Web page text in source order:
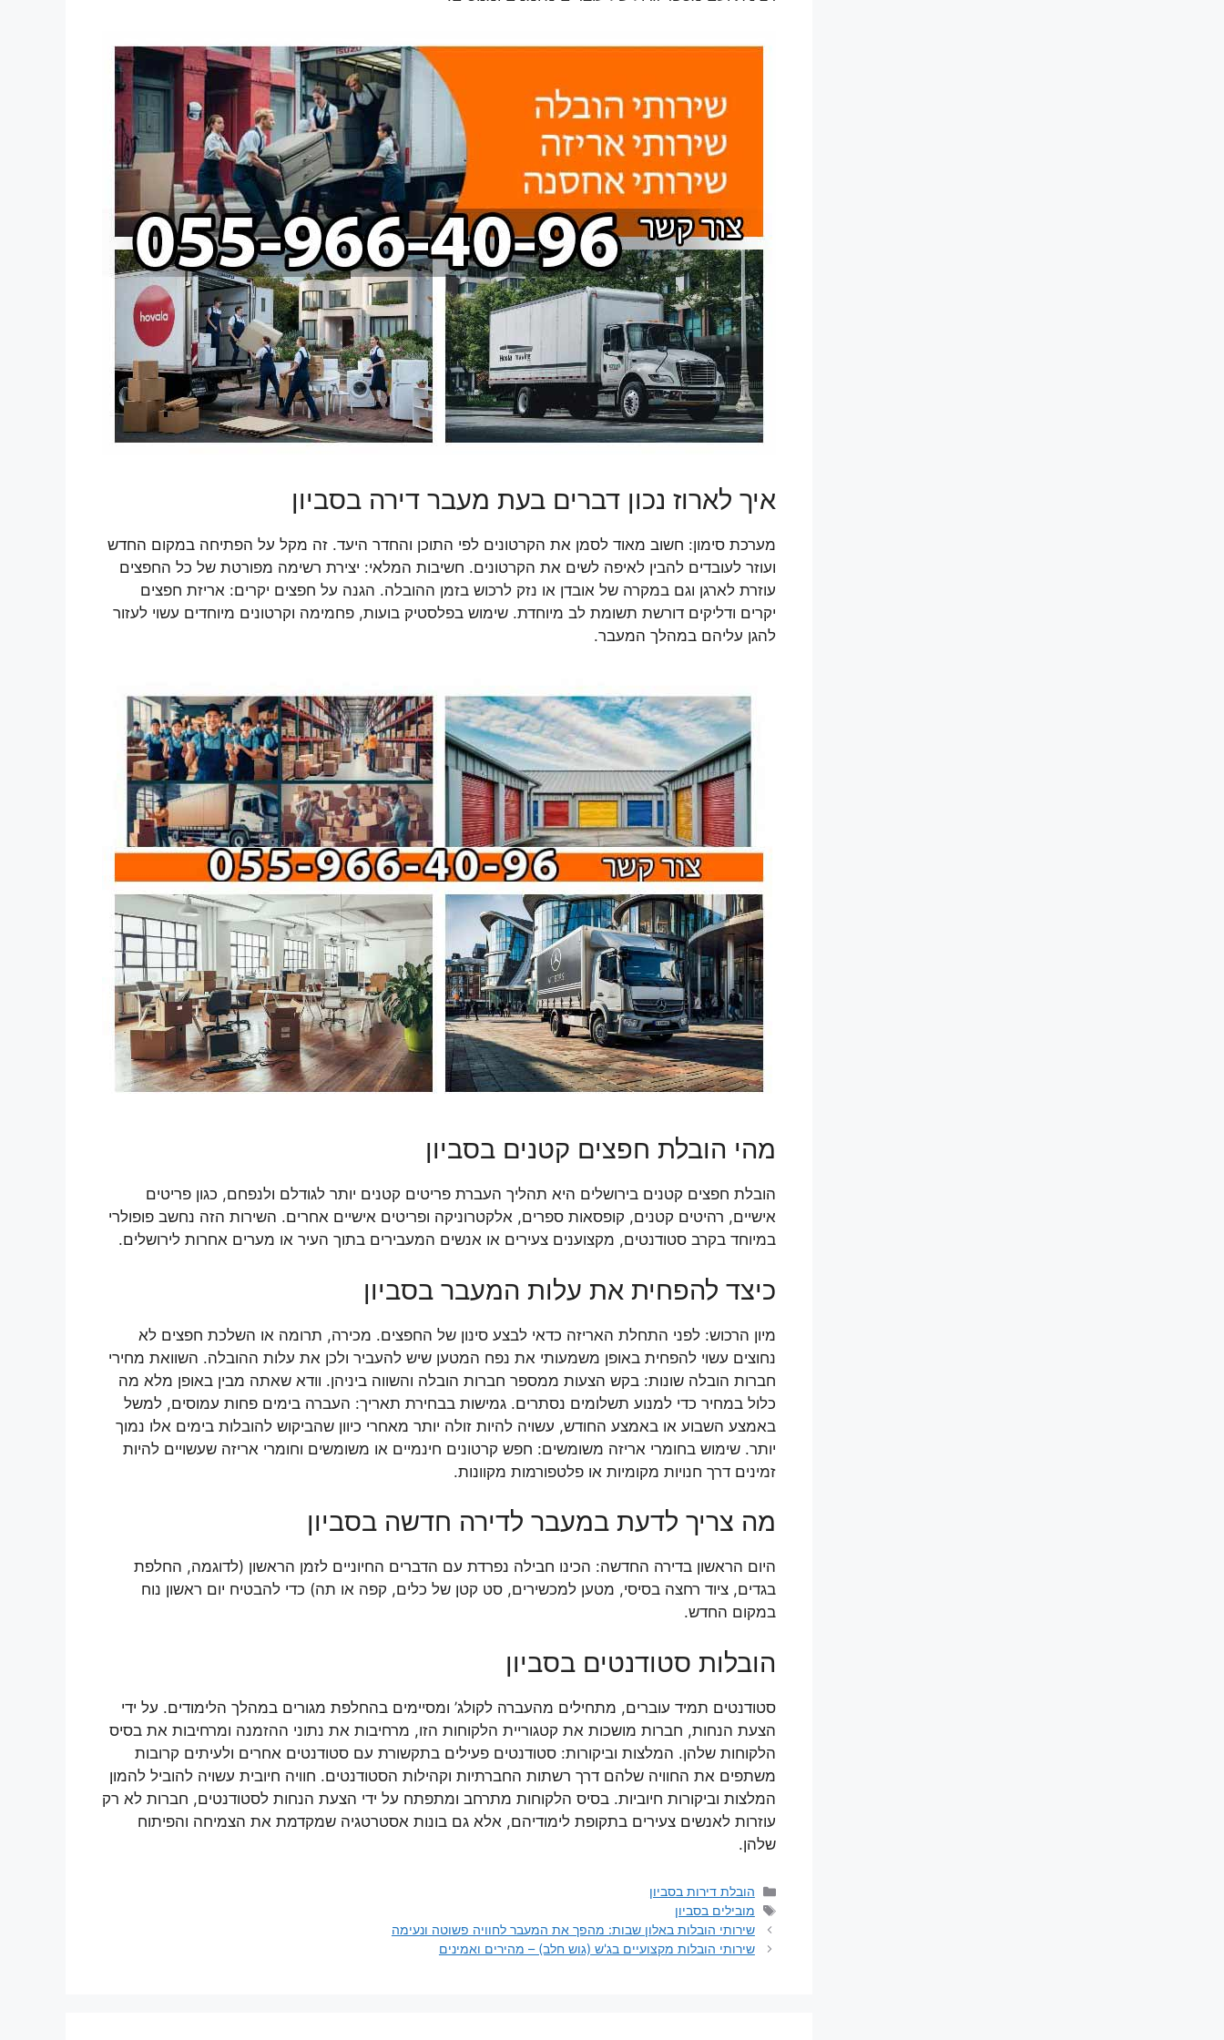
איך לארוז נכון דברים בעת מעבר דירה בסביון
מערכת סימון: חשוב מאוד לסמן את הקרטונים לפי התוכן והחדר היעד. זה מקל על הפתיחה במקום החדש
ועוזר לעובדים להבין לאיפה לשים את הקרטונים. חשיבות המלאי: יצירת רשימה מפורטת של כל החפצים
עוזרת לארגן וגם במקרה של אובדן או נזק לרכוש בזמן ההובלה. הגנה על חפצים יקרים: אריזת חפצים
יקרים ודליקים דורשת תשומת לב מיוחדת. שימוש בפלסטיק בועות, פחמימה וקרטונים מיוחדים עשוי לעזור
להגן עליהם במהלך המעבר.
מהי הובלת חפצים קטנים בסביון
הובלת חפצים קטנים בירושלים היא תהליך העברת פריטים קטנים יותר לגודלם ולנפחם, כגון פריטים
אישיים, רהיטים קטנים, קופסאות ספרים, אלקטרוניקה ופריטים אישיים אחרים. השירות הזה נחשב פופולרי
במיוחד בקרב סטודנטים, מקצוענים צעירים או אנשים המעבירים בתוך העיר או מערים אחרות לירושלים.
כיצד להפחית את עלות המעבר בסביון
מיון הרכוש: לפני התחלת האריזה כדאי לבצע סינון של החפצים. מכירה, תרומה או השלכת חפצים לא
נחוצים עשוי להפחית באופן משמעותי את נפח המטען שיש להעביר ולכן את עלות ההובלה. השוואת מחירי
חברות הובלה שונות: בקש הצעות ממספר חברות הובלה והשווה ביניהן. וודא שאתה מבין באופן מלא מה
כלול במחיר כדי למנוע תשלומים נסתרים. גמישות בבחירת תאריך: העברה בימים פחות עמוסים, למשל
באמצע השבוע או באמצע החודש, עשויה להיות זולה יותר מאחרי כיוון שהביקוש להובלות בימים אלו נמוך
יותר. שימוש בחומרי אריזה משומשים: חפש קרטונים חינמיים או משומשים וחומרי אריזה שעשויים להיות
זמינים דרך חנויות מקומיות או פלטפורמות מקוונות.
מה צריך לדעת במעבר לדירה חדשה בסביון
היום הראשון בדירה החדשה: הכינו חבילה נפרדת עם הדברים החיוניים לזמן הראשון (לדוגמה, החלפת
בגדים, ציוד רחצה בסיסי, מטען למכשירים, סט קטן של כלים, קפה או תה) כדי להבטיח יום ראשון נוח
במקום החדש.
הובלות סטודנטים בסביון
סטודנטים תמיד עוברים, מתחילים מהעברה לקולג’ ומסיימים בהחלפת מגורים במהלך הלימודים. על ידי
הצעת הנחות, חברות מושכות את קטגוריית הלקוחות הזו, מרחיבות את נתוני ההזמנה ומרחיבות את בסיס
הלקוחות שלהן. המלצות וביקורות: סטודנטים פעילים בתקשורת עם סטודנטים אחרים ולעיתים קרובות
משתפים את החוויה שלהם דרך רשתות החברתיות וקהילות הסטודנטים. חוויה חיובית עשויה להוביל להמון
המלצות וביקורות חיוביות. בסיס הלקוחות מתרחב ומתפתח על ידי הצעת הנחות לסטודנטים, חברות לא רק
עוזרות לאנשים צעירים בתקופת לימודיהם, אלא גם בונות אסטרטגיה שמקדמת את הצמיחה והפיתוח
שלהן.
קטגוריות
הובלת דירות בסביון
תגיות
מובילים בסביון
שירותי הובלות באלון שבות: מהפך את המעבר לחוויה פשוטה ונעימה
שירותי הובלות מקצועיים בג'ש (גוש חלב) – מהירים ואמינים